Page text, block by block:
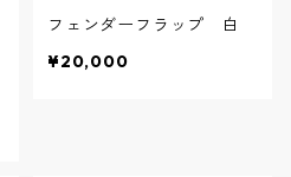
フェンダーフラップ 白
¥20,000